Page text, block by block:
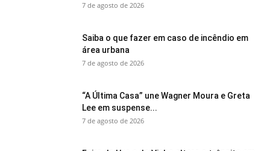
7 de agosto de 2026
Saiba o que fazer em caso de incêndio em
área urbana
7 de agosto de 2026
“A Última Casa” une Wagner Moura e Greta
Lee em suspense...
7 de agosto de 2026